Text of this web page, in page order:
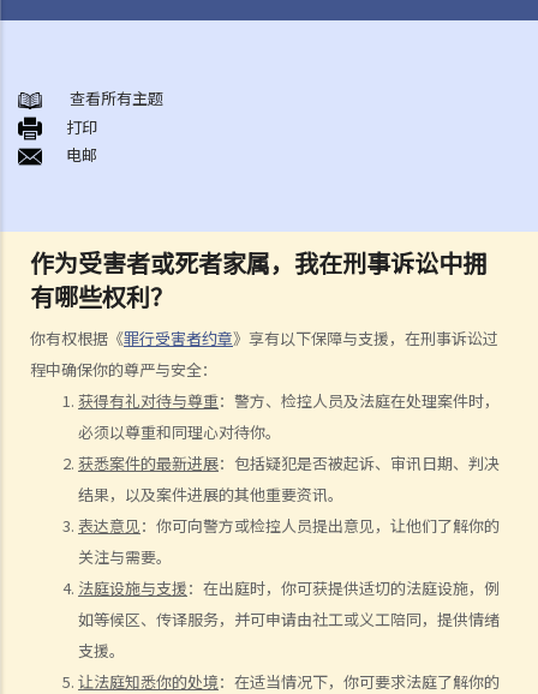
作为受害者或死者家属，我在刑事诉讼中拥
有哪些权利？
你有权根据《罪行受害者约章》享有以下保障与支援，在刑事诉讼过
程中确保你的尊严与安全：
获得有礼对待与尊重：警方、检控人员及法庭在处理案件时，
必须以尊重和同理心对待你。
获悉案件的最新进展：包括疑犯是否被起诉、审讯日期、判决
结果，以及案件进展的其他重要资讯。
表达意见：你可向警方或检控人员提出意见，让他们了解你的
关注与需要。
法庭设施与支援：在出庭时，你可获提供适切的法庭设施，例
如等候区、传译服务，并可申请由社工或义工陪同，提供情绪
支援。
让法庭知悉你的处境：在适当情况下，你可要求法庭了解你的
A. 火葬
B. 骨灰安置所（灵灰安置所）
C. 土葬
E. 骨灰撒海
F. 遗体／骨殖／骨灰出入香港
人身伤亡
伤者本人
何谓「人身伤害」？
我受伤后，何时可提出申索？
如何就人身伤害提出申索？
人身伤害诉讼所涉的法律程序
1. 申索信（原告人）及建设性的答复（被告人）
2. 传讯令状
3. 申索陈述书
4. 损害赔偿陈述书
5. 抗辩书
6. 证明书（收费安排）
查看所有主题
打印
电邮